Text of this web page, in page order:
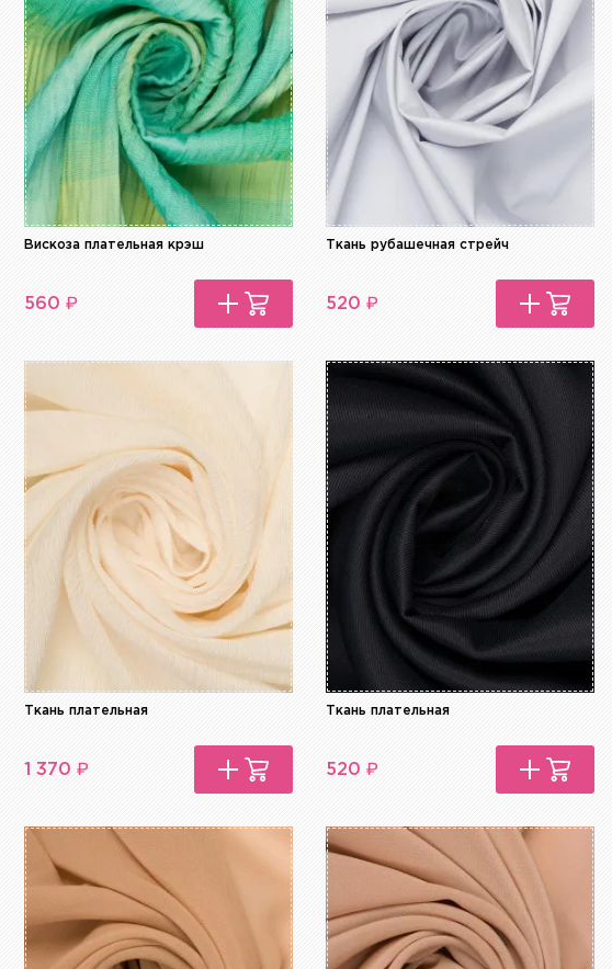
Вискоза плательная крэш
560₽
Ткань рубашечная стрейч
520₽
Ткань плательная
1 370₽
Ткань плательная
520₽